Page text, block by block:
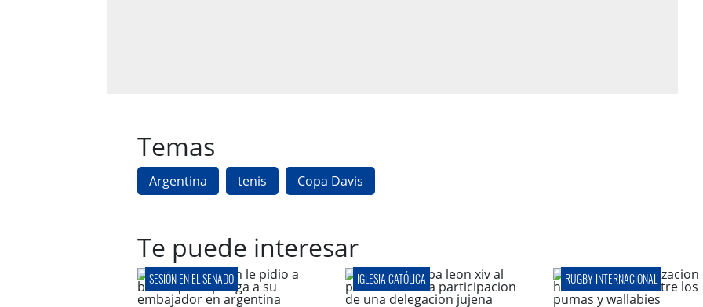
Temas
Argentina tenis Copa Davis
Te puede interesar
SESIÓN EN EL SENADO IGLESIA CATÓLICA RUGBY INTERNACIONAL